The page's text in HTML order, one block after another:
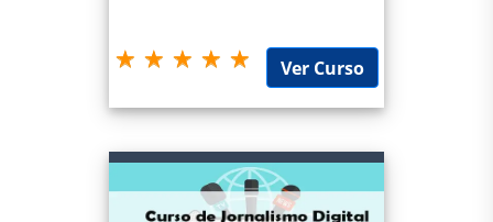
Ver Curso